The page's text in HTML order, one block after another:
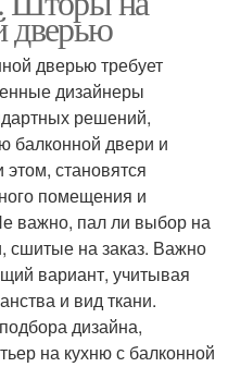
дверью
дверью требует
дизайнеры
решений,
балконной двери и
становятся
помещения и
важно, пал ли выбор на
сшитые на заказ. Важно
вариант, учитывая
и вид ткани.
дизайна,
на кухню с балконной